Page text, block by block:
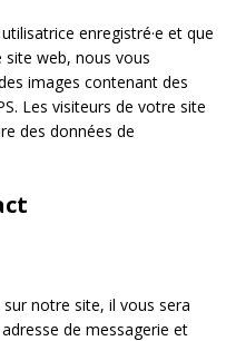
enregistré·e et que
site web, nous vous
images contenant des
Les visiteurs de votre site
des données de
notre site, il vous sera
de messagerie et